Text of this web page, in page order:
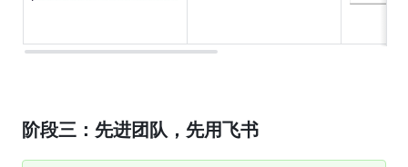
阶段三：先进团队，先用飞书